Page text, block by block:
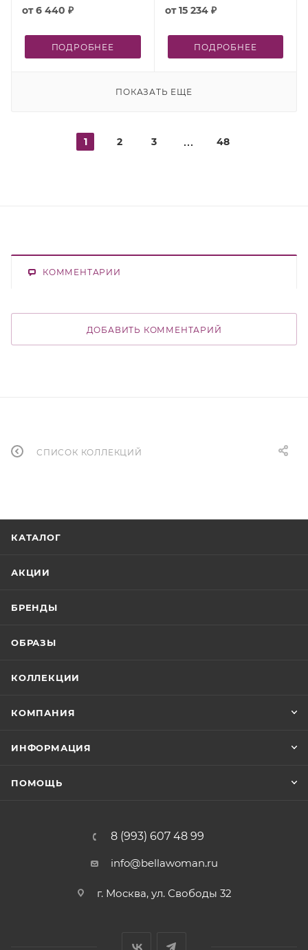
от6 440 ₽
ПОДРОБНЕЕ
от15 234 ₽
ПОДРОБНЕЕ
ПОКАЗАТЬ ЕЩЕ
1 2 3 48
КОММЕНТАРИИ
ДОБАВИТЬ КОММЕНТАРИЙ
СПИСОК КОЛЛЕКЦИЙ
КАТАЛОГ
АКЦИИ
БРЕНДЫ
ОБРАЗЫ
КОЛЛЕКЦИИ
КОМПАНИЯ
ИНФОРМАЦИЯ
ПОМОЩЬ
8 (993) 607 48 99
info@bellawoman.ru
г. Москва, ул. Свободы 32